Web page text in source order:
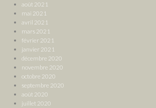
août 2021
mai 2021
avril 2021
mars 2021
février 2021
janvier 2021
décembre 2020
novembre 2020
octobre 2020
septembre 2020
août 2020
juillet 2020